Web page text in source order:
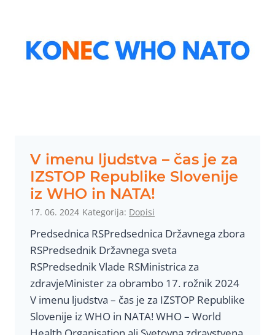
g
u
O
z
v
e
š
č
e
n
i
V imenu ljudstva – čas je za
IZSTOP Republike Slovenije
iz WHO in NATA!
17. 06. 2024 Kategorija: Dopisi
Predsednica RSPredsednica Državnega zbora
RSPredsednik Državnega sveta
RSPredsednik Vlade RSMinistrica za
zdravjeMinister za obrambo 17. rožnik 2024
V imenu ljudstva – čas je za IZSTOP Republike
Slovenije iz WHO in NATA! WHO – World